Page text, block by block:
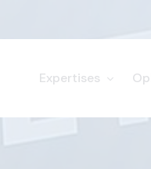
Expertises